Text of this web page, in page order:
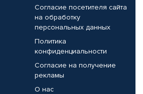
Согласие посетителя сайта
на обработку
персональных данных
Политика
конфиденциальности
Согласие на получение
рекламы
О нас